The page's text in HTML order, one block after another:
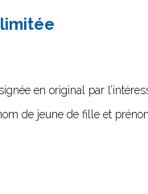
en original par
de jeune de fille et